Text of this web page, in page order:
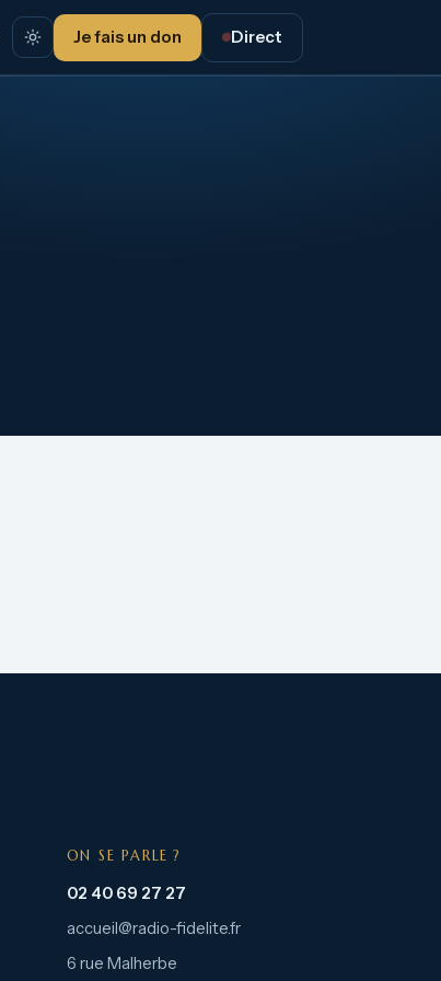
Je fais un don Direct
ON SE PARLE ?
02 40 69 27 27
accueil@radio-fidelite.fr
6 rue Malherbe